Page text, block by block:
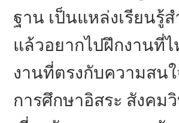
ฐาน เป็นแหล่งเรียนรู้
แล้วอยากไปฝึกงานที่
งานที่ตรงกับความสน
การศึกษาอิสระ สังคม